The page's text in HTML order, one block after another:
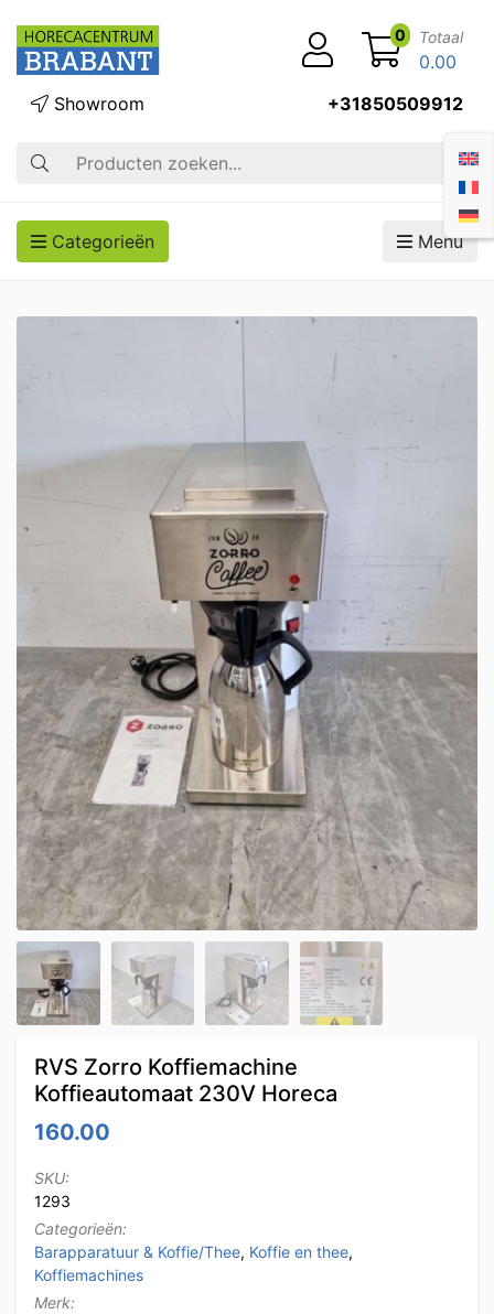
Zoek op
Showroom +31850509912
0 Totaal
0.00
Categorieën Menu
RVS Zorro Koffiemachine
Koffieautomaat 230V Horeca
160.00
SKU:
1293
Categorieën:
Barapparatuur & Koffie/Thee, Koffie en thee,
Koffiemachines
Merk: